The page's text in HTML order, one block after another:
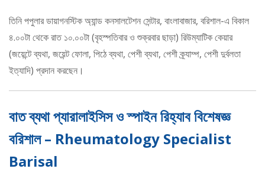
তিনি পপুলার ডায়াগনস্টিক অ্যান্ড কনসালটেশন সেন্টার, বাংলাবাজার, বরিশাল-এ বিকাল
৪.০০টা থেকে রাত ১০.০০টা (বৃহস্পতিবার ও শুক্রবার ছাড়া) রিউম্যাটিক কেয়ার
(জয়েন্টে ব্যথা, জয়েন্ট ফোলা, পিঠে ব্যথা, পেশী ব্যথা, পেশী ক্র্যাম্প, পেশী দুর্বলতা
ইত্যাদি) প্রদান করছেন।
বাত ব্যথা প্যারালাইসিস ও স্পাইন রিহ্যাব বিশেষজ্ঞ
বরিশাল – Rheumatology Specialist
Barisal